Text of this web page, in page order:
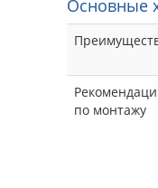
Основные
по монтажу